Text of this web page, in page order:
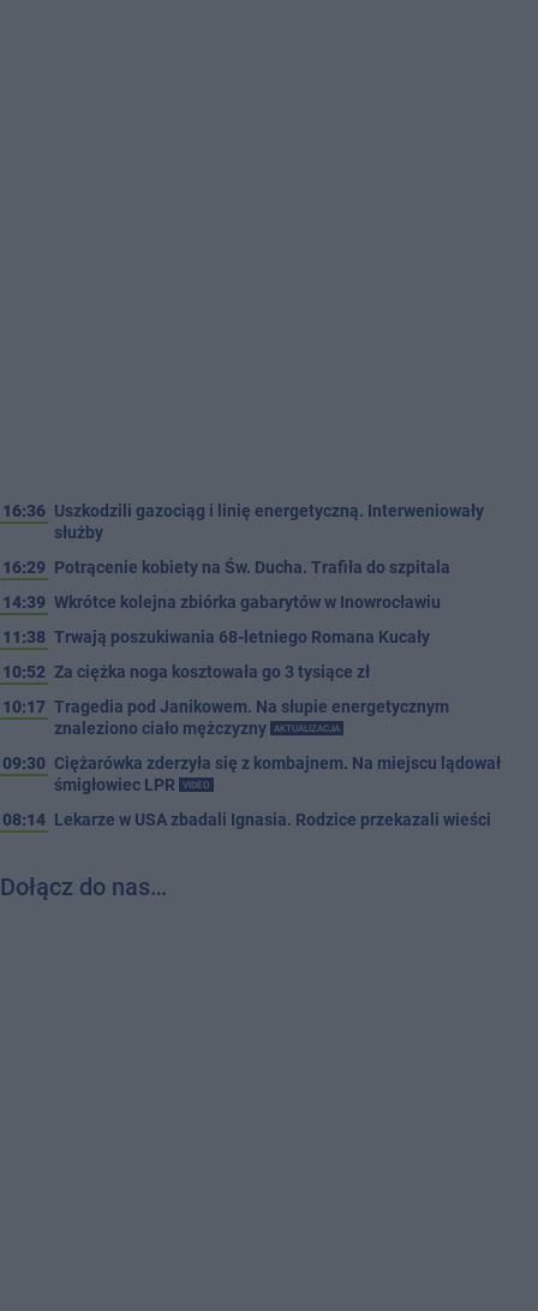
16:36 Uszkodzili gazociąg i linię energetyczną. Interweniowały
służby
16:29 Potrącenie kobiety na Św. Ducha. Trafiła do szpitala
14:39 Wkrótce kolejna zbiórka gabarytów w Inowrocławiu
11:38 Trwają poszukiwania 68-letniego Romana Kucały
10:52 Za ciężka noga kosztowała go 3 tysiące zł
10:17 Tragedia pod Janikowem. Na słupie energetycznym
znaleziono ciało mężczyzny
AKTUALIZACJA
09:30 Ciężarówka zderzyła się z kombajnem. Na miejscu lądował
śmigłowiec LPR
VIDEO
08:14 Lekarze w USA zbadali Ignasia. Rodzice przekazali wieści
Dołącz do nas…